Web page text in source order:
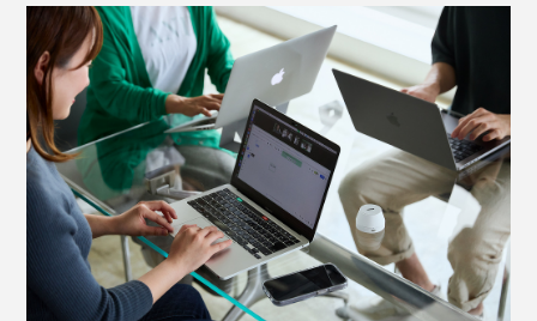
なんと言ってもその形状とマグネット内蔵で、スマホス
タンド代わりにもなるという便利さ。
ビデオ通話時はタテ置き、動画視聴する時はヨコ置き
に。スマホを傾けるだけでOKなので、自宅やオフィ
マグネットの中で最も強力とされるネオジム磁石を使用
しています。